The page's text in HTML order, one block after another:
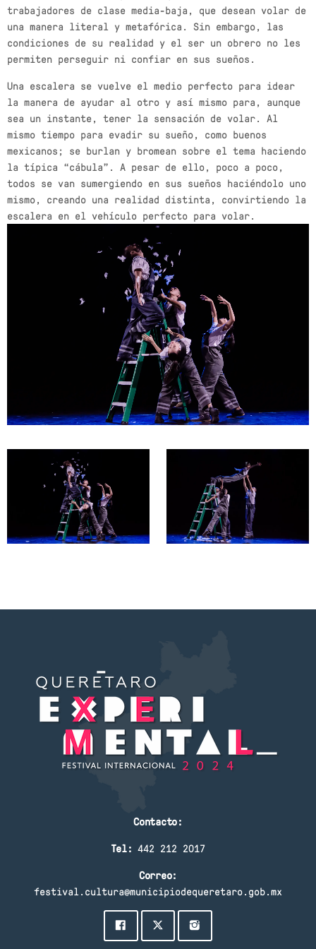
MOST UPVOTED
571 205
FESTIVAL INTERNACIONAL 2022
trabajadores de clase media-baja, que desean volar de
una manera literal y metafórica. Sin embargo, las
condiciones de su realidad y el ser un obrero no les
permiten perseguir ni confiar en sus sueños.
Una escalera se vuelve el medio perfecto para idear
la manera de ayudar al otro y así mismo para, aunque
sea un instante, tener la sensación de volar. Al
mismo tiempo para evadir su sueño, como buenos
mexicanos; se burlan y bromean sobre el tema haciendo
la típica “cábula”. A pesar de ello, poco a poco,
todos se van sumergiendo en sus sueños haciéndolo uno
mismo, creando una realidad distinta, convirtiendo la
escalera en el vehículo perfecto para volar.
Contacto:
Tel: 442 212 2017
Correo:
festival.cultura@municipiodequeretaro.gob.mx